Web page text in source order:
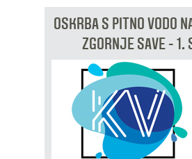
OSKRBA S PITNO VODO
ZGORNJE SAVE - 1.
Vaške skupnosti
Medobčinski inšpektorat
Gasilstvo, zaščita in reševanje
Načrt ravnanja s stvarnim premoženjem
Galerija slik
Dokumenti v javni obravnavi